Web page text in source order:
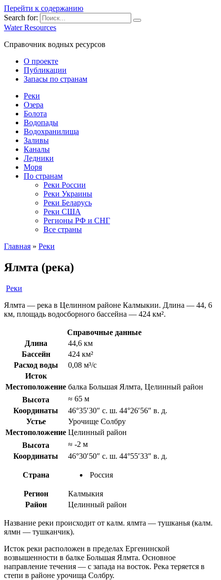
Перейти к содержанию
Search for:
Water Resources
Справочник водных ресурсов
О проекте
Публикации
Запасы по странам
Реки
Озера
Болота
Водопады
Водохранилища
Заливы
Каналы
Ледники
Моря
По странам
Реки России
Реки Украины
Реки Беларусь
Реки США
Регионы РФ и СНГ
Все страны
Главная » Реки
Ялмта (река)
Реки
Ялмта — река в Целинном районе Калмыкии. Длина — 44, 6
км, площадь водосборного бассейна — 424 км².
Справочные данные
Длина
44,6 км
Бассейн
424 км²
Расход воды
0,08 м³/с
Исток
Местоположение балка Большая Ялмта, Целинный район
Высота
≈ 65 м
Координаты
46°35′30″ с. ш. 44°26′56″ в. д.
Устье
Урочище Солбру
Местоположение Целинный район
Высота
≈ -2 м
Координаты
46°30′50″ с. ш. 44°55′33″ в. д.
Страна Россия
Регион
Калмыкия
Район
Целинный район
Название реки происходит от калм. ялмта — тушканья (калм.
ялмн — тушканчик).
Исток реки расположен в пределах Ергенинской
возвышенности в балке Большая Ялмта. Основное
направление течения — с запада на восток. Река теряется в
степи в районе урочища Солбру.